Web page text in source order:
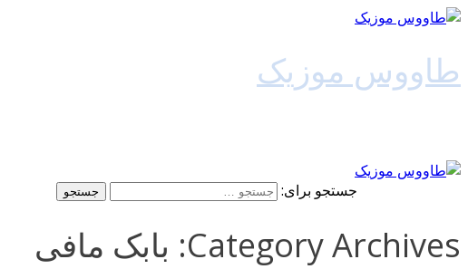
طاووس موزیک
جستجو برای:
Category Archives: بابک مافی